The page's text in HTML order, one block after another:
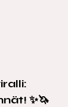
✨🦄